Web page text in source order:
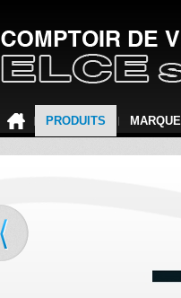
PRODUITS